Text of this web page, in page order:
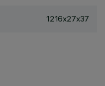
1216x27x37